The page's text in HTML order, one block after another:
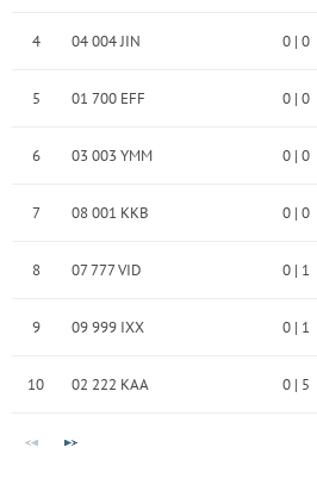
4 04 004 JIN 0| 0
5 01 700 EFF 0| 0
6 03 003 YMM 0| 0
7 08 001 KKB 0| 0
8 07 777 VID 0| 1
9 09 999 IXX 0| 1
10 02 222 KAA 0| 5